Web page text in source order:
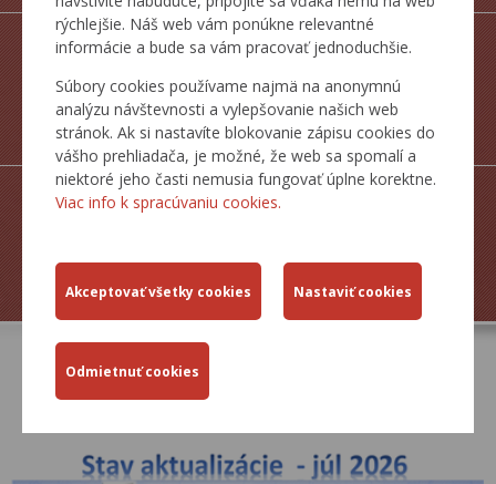
rýchlejšie. Náš web vám ponúkne relevantné
informácie a bude sa vám pracovať jednoduchšie.
Súbory cookies používame najmä na anonymnú
analýzu návštevnosti a vylepšovanie našich web
stránok. Ak si nastavíte blokovanie zápisu cookies do
vášho prehliadača, je možné, že web sa spomalí a
niektoré jeho časti nemusia fungovať úplne korektne.
Viac info k spracúvaniu cookies.
MAPY CESTNEJ
SIETE SR
ZJAZDNOSŤ.SK
AKTUÁLNE